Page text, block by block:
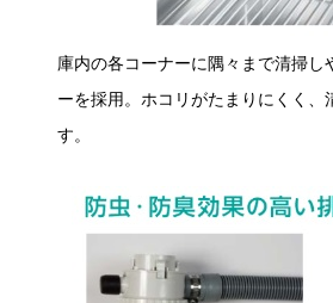
庫内の各コーナーに隅々まで清掃し
ーを採用。ホコリがたまりにくく、
す。